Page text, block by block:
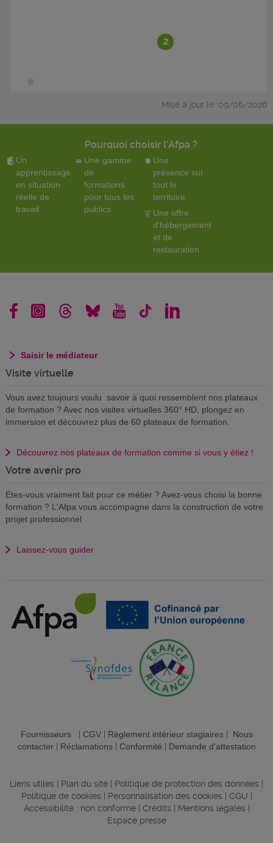
2
Mise à jour le :09/06/2026
Pourquoi choisir l'Afpa ?
Un
apprentissage
en situation
réelle de
travail
Une gamme
de
formations
pour tous les
publics
Une
présence sur
tout le
territoire
Une offre
d'hébergement
et de
restauration
Saisir le médiateur
Visite virtuelle
Vous avez toujours voulu savoir à quoi ressemblent nos plateaux
de formation ? Avec nos visites virtuelles 360° HD, plongez en
immersion et découvrez plus de 60 plateaux de formation.
Découvrez nos plateaux de formation comme si vous y étiez !
Votre avenir pro
Etes-vous vraiment fait pour ce métier ? Avez-vous choisi la bonne
formation ? L'Afpa vous accompagne dans la construction de votre
projet professionnel
Laissez-vous guider
Fournisseurs| CGV| Règlement intérieur stagiaires| Nous
contacter| Réclamations| Conformité Demande d'attestation
Liens utiles Plan du site Politique de protection des données
Politique de cookies
Personnalisation des cookies CGU
Accessibilité : non conforme| Crédits Mentions légales
Espace presse